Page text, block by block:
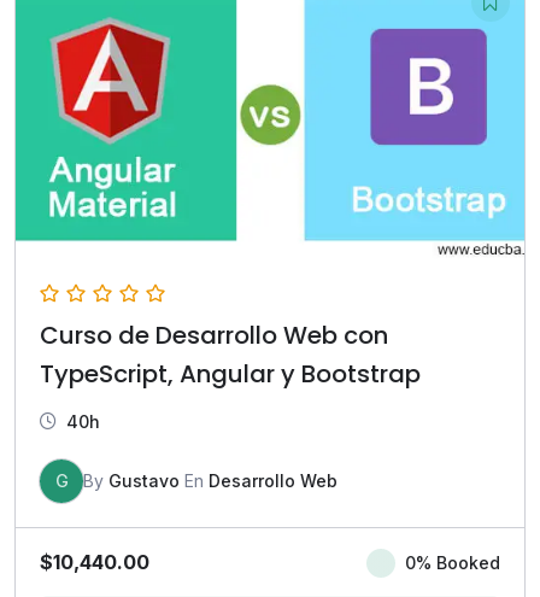
Curso de Desarrollo Web con
TypeScript, Angular y Bootstrap
40h
G By Gustavo En Desarrollo Web
$10,440.00 0% Booked